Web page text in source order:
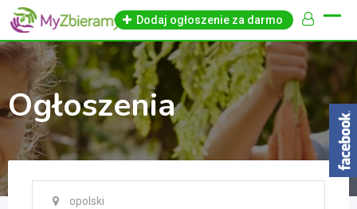
Skip
content
Dodaj ogłoszenie za darmo
Ogłoszenia
opolski